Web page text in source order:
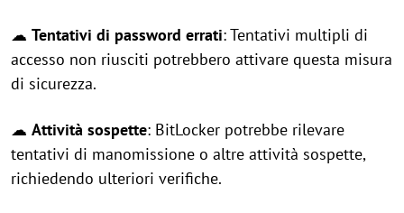
☁ Tentativi di password errati: Tentativi multipli di
accesso non riusciti potrebbero attivare questa misura
di sicurezza.
☁ Attività sospette: BitLocker potrebbe rilevare
tentativi di manomissione o altre attività sospette,
richiedendo ulteriori verifiche.